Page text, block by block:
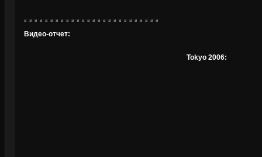
Видео-отчет:
Tokyo 2006: